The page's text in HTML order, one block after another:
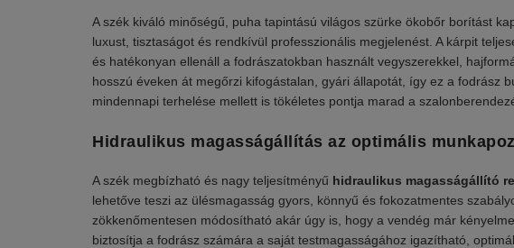
A szék kiváló minőségű, puha tapintású világos szürke ökobőr borítást
luxust, tisztaságot és rendkívül professzionális megjelenést. A kárpit
és hatékonyan ellenáll a fodrászatokban használt vegyszerekkel,
hosszú éveken át megőrzi kifogástalan, gyári állapotát, így ez a fodrász
mindennapi terhelése mellett is tökéletes pontja marad a
Hidraulikus magasságállítás az optimális
A szék megbízható és nagy teljesítményű hidraulikus magasságállító
lehetőve teszi az ülésmagasság gyors, könnyű és fokozatmentes
zökkenőmentesen módosítható akár úgy is, hogy a vendég már
biztosítja a fodrász számára a saját testmagasságához igazítható,